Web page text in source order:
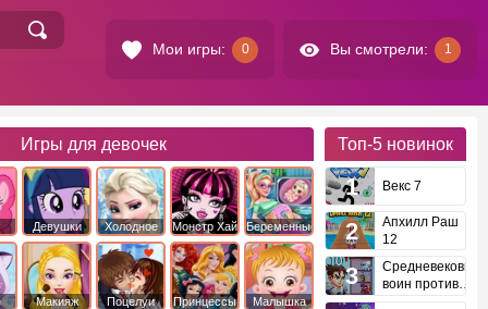
Мои игры: 0 Вы смотрели: 1
Игры для девочек
Девушки
Эквестрии
Холодное
Сердце
Монстр Хай Беременные
Макияж Поцелуи
Принцессы
Малышка
Топ-5 новинок
Векс 7
Апхилл Раш
12
Средневековый
воин против